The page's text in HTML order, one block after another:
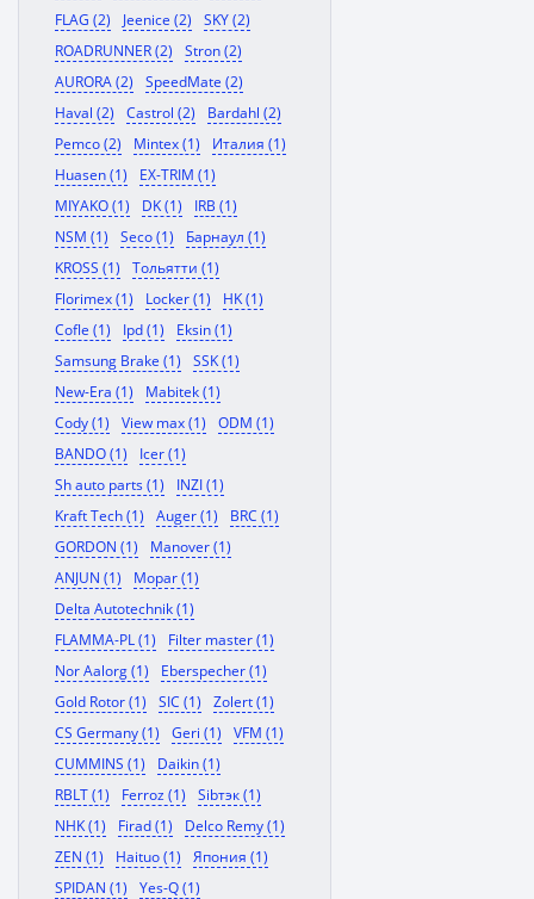
FLAG (2)
Jeenice (2)
SKY (2)
ROADRUNNER (2)
Stron (2)
AURORA (2)
SpeedMate (2)
Haval (2)
Castrol (2)
Bardahl (2)
Pemco (2)
Mintex (1)
Италия (1)
Huasen (1)
EX-TRIM (1)
MIYAKO (1)
DK (1)
IRB (1)
NSM (1)
Seco (1)
Барнаул (1)
KROSS (1)
Тольятти (1)
Florimex (1)
Locker (1)
HK (1)
Cofle (1)
Ipd (1)
Eksin (1)
Samsung Brake (1)
SSK (1)
New-Era (1)
Mabitek (1)
Cody (1)
View max (1)
ODM (1)
BANDO (1)
Icer (1)
Sh auto parts (1)
INZI (1)
Kraft Tech (1)
Auger (1)
BRC (1)
GORDON (1)
Manover (1)
ANJUN (1)
Mopar (1)
Delta Autotechnik (1)
FLAMMA-PL (1)
Filter master (1)
Nor Aalorg (1)
Eberspecher (1)
Gold Rotor (1)
SIC (1)
Zolert (1)
CS Germany (1)
Geri (1)
VFM (1)
CUMMINS (1)
Daikin (1)
RBLT (1)
Ferroz (1)
Sibтэк (1)
NHK (1)
Firad (1)
Delco Remy (1)
ZEN (1)
Haituo (1)
Япония (1)
SPIDAN (1)
Yes-Q (1)